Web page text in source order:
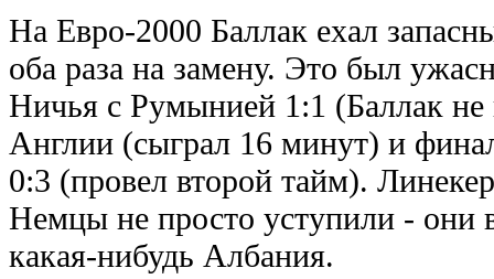
На Евро-2000 Баллак ехал
оба раза на замену. Это был
Ничья с Румынией 1:1 (Баллак не
Англии (сыграл 16 минут) и
0:3 (провел второй тайм).
Немцы не просто уступили - они
какая-нибудь Албания.